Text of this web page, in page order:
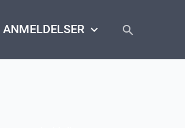
ANMELDELSER keyboard_arrow_down search
close